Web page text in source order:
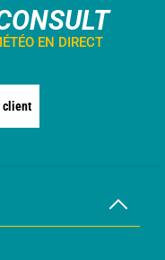
EN DIRECT
client